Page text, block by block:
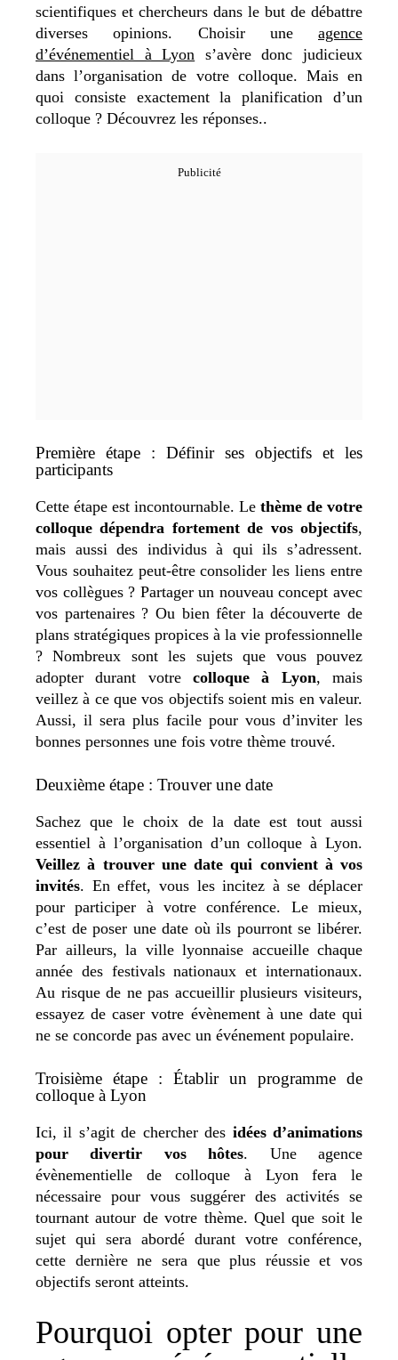
scientifiques et chercheurs dans le but de débattre
diverses opinions. Choisir une agence
d’événementiel à Lyon s’avère donc judicieux
dans l’organisation de votre colloque. Mais en
quoi consiste exactement la planification d’un
colloque ? Découvrez les réponses..
Première étape : Définir ses objectifs et les
participants
Cette étape est incontournable. Le thème de votre
colloque dépendra fortement de vos objectifs,
mais aussi des individus à qui ils s’adressent.
Vous souhaitez peut-être consolider les liens entre
vos collègues ? Partager un nouveau concept avec
vos partenaires ? Ou bien fêter la découverte de
plans stratégiques propices à la vie professionnelle
? Nombreux sont les sujets que vous pouvez
adopter durant votre colloque à Lyon, mais
veillez à ce que vos objectifs soient mis en valeur.
Aussi, il sera plus facile pour vous d’inviter les
bonnes personnes une fois votre thème trouvé.
Deuxième étape : Trouver une date
Sachez que le choix de la date est tout aussi
essentiel à l’organisation d’un colloque à Lyon.
Veillez à trouver une date qui convient à vos
invités. En effet, vous les incitez à se déplacer
pour participer à votre conférence. Le mieux,
c’est de poser une date où ils pourront se libérer.
Par ailleurs, la ville lyonnaise accueille chaque
année des festivals nationaux et internationaux.
Au risque de ne pas accueillir plusieurs visiteurs,
essayez de caser votre évènement à une date qui
ne se concorde pas avec un événement populaire.
Troisième étape : Établir un programme de
colloque à Lyon
Ici, il s’agit de chercher des idées d’animations
pour divertir vos hôtes. Une agence
évènementielle de colloque à Lyon fera le
nécessaire pour vous suggérer des activités se
tournant autour de votre thème. Quel que soit le
sujet qui sera abordé durant votre conférence,
cette dernière ne sera que plus réussie et vos
objectifs seront atteints.
Pourquoi opter pour une